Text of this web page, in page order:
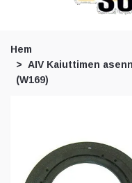
Hem
AIV Kaiuttimen
(W169)